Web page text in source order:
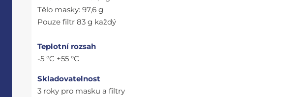
Tělo masky: 97,6 g
Pouze filtr 83 g každý
Teplotní rozsah
-5 °C +55 °C
Skladovatelnost
3 roky pro masku a filtry